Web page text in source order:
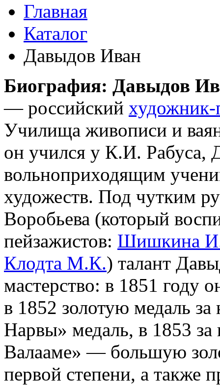
Главная
Каталог
Давыдов Иван
Биография: Давыдов
— российский художник-
Училища живописи и
он учился у К.И. Рабуса,
вольноприходящим
художеств. Под чутким
Воробьева (который
пейзажистов: Шишкина
Клодта М.К.) талант
мастерство: в 1851 году
в 1852 золотую медаль
Нарвы» медаль, в 1853
Валааме» — большую
первой степени, а также